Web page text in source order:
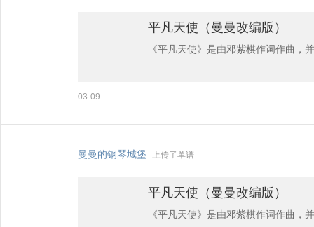
平凡天使（曼曼改编版）
《平凡天使》是由邓紫棋作词作曲
03-09
曼曼的钢琴城堡 上传了单谱
平凡天使（曼曼改编版）
《平凡天使》是由邓紫棋作词作曲